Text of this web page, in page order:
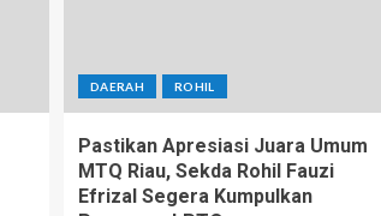
DAERAH ROHIL
Pastikan Apresiasi Juara Umum
MTQ Riau, Sekda Rohil Fauzi
Efrizal Segera Kumpulkan